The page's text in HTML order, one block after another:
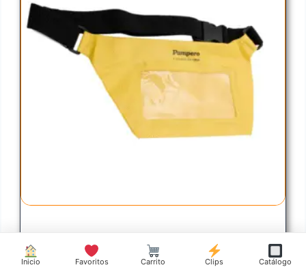
RIÑONERA ESTANCA LAS GRUTAS-
PAMPERO
Inicio Favoritos Carrito Clips Catálogo